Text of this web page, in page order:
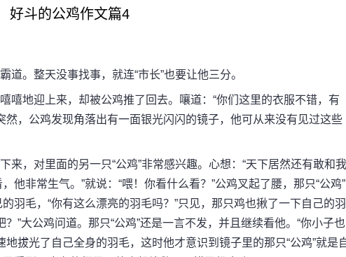
好斗的公鸡作文篇4
。整天没事找事，就连“市长”也要让他三分。
地迎上来，却被公鸡推了回去。嚷道：“你们这里的衣服不错，有
然，公鸡发现角落出有一面银光闪闪的镜子，他可从来没有见过这些
，对里面的另一只“公鸡”非常感兴趣。心想：“天下居然还有敢和我
他非常生气。”就说：“喂！你看什么看？”公鸡叉起了腰，那只“公鸡”
毛，“你有这么漂亮的羽毛吗？”只见，那只鸡也揪了一下自己的羽
”大公鸡问道。那只“公鸡”还是一言不发，并且继续看他。“你小子也
拔光了自己全身的羽毛，这时他才意识到镜子里的那只“公鸡”就是